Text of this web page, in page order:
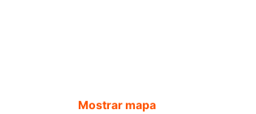
Mostrar mapa